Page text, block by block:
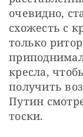
очевидно,
схожесть с
только
кресла,
получить
Путин
тоски.